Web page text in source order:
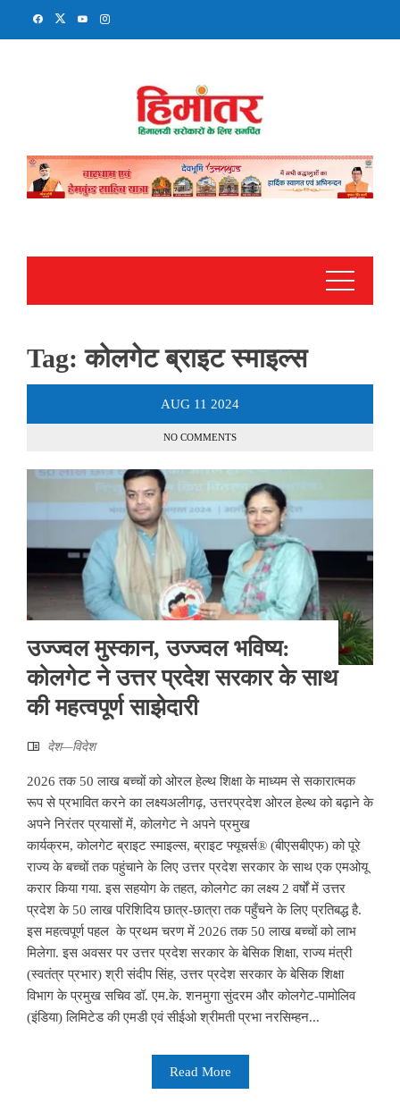
Tag:कोलगेट ब्राइट स्माइल्स
AUG 11 2024
NO COMMENTS
उज्ज्वल मुस्कान, उज्ज्वल भविष्य:
कोलगेट ने उत्तर प्रदेश सरकार के साथ
की महत्वपूर्ण साझेदारी
देश—विदेश
2026 तक 50 लाख बच्चों को ओरल हेल्थ शिक्षा के माध्यम से सकारात्मक
रूप से प्रभावित करने का लक्ष्यअलीगढ़, उत्तरप्रदेश ओरल हेल्थ को बढ़ाने के
अपने निरंतर प्रयासों में, कोलगेट ने अपने प्रमुख
कार्यक्रम, कोलगेट ब्राइट स्माइल्स, ब्राइट फ्यूचर्स® (बीएसबीएफ) को पूरे
राज्य के बच्चों तक पहुंचाने के लिए उत्तर प्रदेश सरकार के साथ एक एमओयू
करार किया गया. इस सहयोग के तहत, कोलगेट का लक्ष्य 2 वर्षों में उत्तर
प्रदेश के 50 लाख परिशिदिय छात्र-छात्रा तक पहुँचने के लिए प्रतिबद्ध है.
इस महत्वपूर्ण पहल के प्रथम चरण में 2026 तक 50 लाख बच्चों को लाभ
मिलेगा. इस अवसर पर उत्तर प्रदेश सरकार के बेसिक शिक्षा, राज्य मंत्री
(स्वतंत्र प्रभार) श्री संदीप सिंह, उत्तर प्रदेश सरकार के बेसिक शिक्षा
विभाग के प्रमुख सचिव डॉ. एम.के. शनमुगा सुंदरम और कोलगेट-पामोलिव
(इंडिया) लिमिटेड की एमडी एवं सीईओ श्रीमती प्रभा नरसिम्हन...
Read More